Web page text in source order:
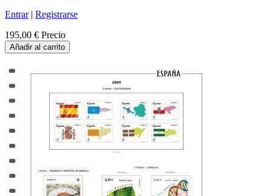
Entrar| Registrarse
195,00 € Precio
Añadir al carrito